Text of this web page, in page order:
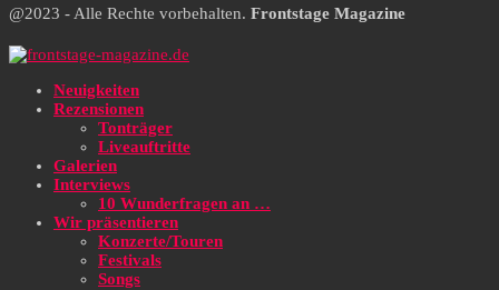
@2023 - Alle Rechte vorbehalten. Frontstage Magazine
Neuigkeiten
Rezensionen
Tonträger
Liveauftritte
Galerien
Interviews
10 Wunderfragen an …
Wir präsentieren
Konzerte/Touren
Festivals
Songs